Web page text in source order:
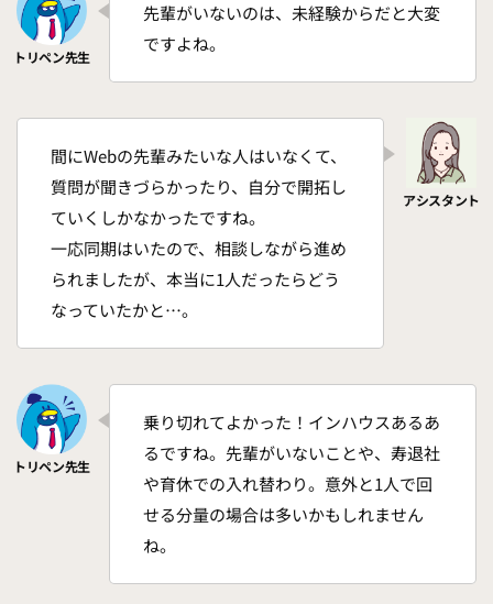
先輩がいないのは、未経験からだと大変
ですよね。
間にWebの先輩みたいな人はいなくて、
質問が聞きづらかったり、自分で開拓し
ていくしかなかったですね。
一応同期はいたので、相談しながら進め
られましたが、本当に1人だったらどう
なっていたかと…。
乗り切れてよかった！インハウスあるあ
るですね。先輩がいないことや、寿退社
や育休での入れ替わり。意外と1人で回
せる分量の場合は多いかもしれません
ね。